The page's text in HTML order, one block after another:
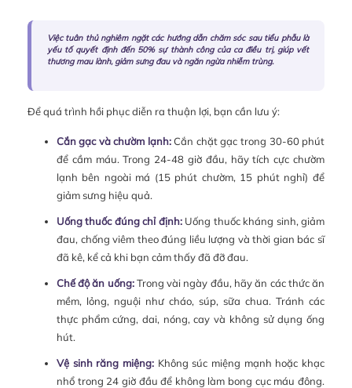
Việc tuân thủ nghiêm ngặt các hướng dẫn chăm sóc sau tiểu phẫu là
yếu tố quyết định đến 50% sự thành công của ca điều trị, giúp vết
thương mau lành, giảm sưng đau và ngăn ngừa nhiễm trùng.
Để quá trình hồi phục diễn ra thuận lợi, bạn cần lưu ý:
Cắn gạc và chườm lạnh:Cắn chặt gạc trong 30-60 phút
để cầm máu. Trong 24-48 giờ đầu, hãy tích cực chườm
lạnh bên ngoài má (15 phút chườm, 15 phút nghỉ) để
giảm sưng hiệu quả.
Uống thuốc đúng chỉ định:Uống thuốc kháng sinh, giảm
đau, chống viêm theo đúng liều lượng và thời gian bác sĩ
đã kê, kể cả khi bạn cảm thấy đã đỡ đau.
Chế độ ăn uống:Trong vài ngày đầu, hãy ăn các thức ăn
mềm, lỏng, nguội như cháo, súp, sữa chua. Tránh các
thực phẩm cứng, dai, nóng, cay và không sử dụng ống
hút.
Vệ sinh răng miệng:Không súc miệng mạnh hoặc khạc
nhổ trong 24 giờ đầu để không làm bong cục máu đông.